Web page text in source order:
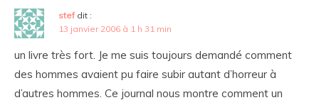
stef dit :
13 janvier 2006 à 1 h 31 min
un livre très fort. Je me suis toujours demandé comment
des hommes avaient pu faire subir autant d’horreur à
d’autres hommes. Ce journal nous montre comment un